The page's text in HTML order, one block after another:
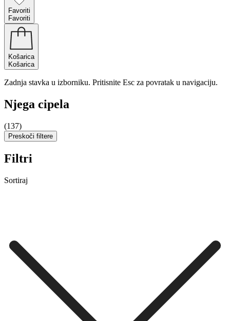
Favoriti
Favoriti
Košarica
Košarica
Zadnja stavka u izborniku. Pritisnite Esc za povratak u navigaciju.
Njega cipela
(137)
Preskoči filtere
Filtri
Sortiraj